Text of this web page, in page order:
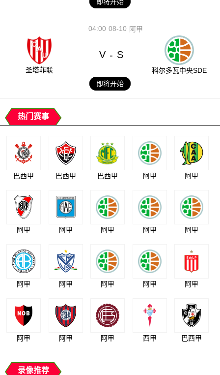
08-10
04:00 阿甲
圣塔菲联
V - S
科尔多瓦中央SDE
即将开始
热门赛事
巴西甲 巴西甲 巴西甲 阿甲 阿甲
阿甲 阿甲 阿甲 阿甲 阿甲
阿甲 阿甲 阿甲 阿甲 阿甲
阿甲 阿甲 阿甲 西甲 巴西甲
录像推荐